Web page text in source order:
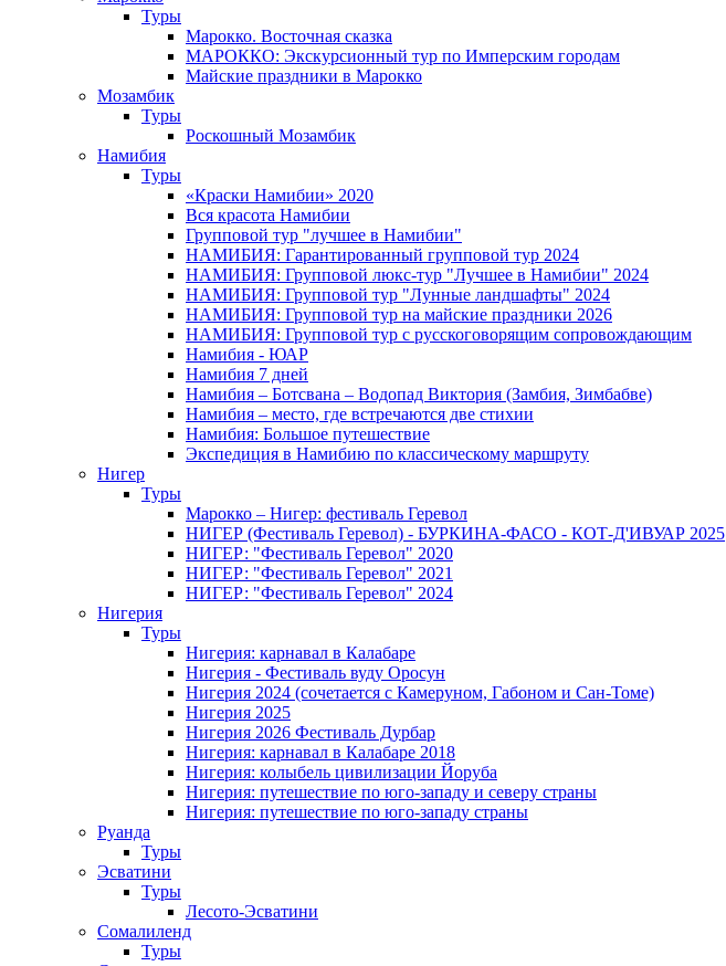
Туры
Марокко. Восточная сказка
МАРОККО: Экскурсионный тур по Имперским городам
Майские праздники в Марокко
Мозамбик
Туры
Роскошный Мозамбик
Намибия
Туры
«Краски Намибии» 2020
Вся красота Намибии
Групповой тур "лучшее в Намибии"
НАМИБИЯ: Гарантированный групповой тур 2024
НАМИБИЯ: Групповой люкс-тур "Лучшее в Намибии" 2024
НАМИБИЯ: Групповой тур "Лунные ландшафты" 2024
НАМИБИЯ: Групповой тур на майские праздники 2026
НАМИБИЯ: Групповой тур с русскоговорящим сопровождающим
Намибия - ЮАР
Намибия 7 дней
Намибия – Ботсвана – Водопад Виктория (Замбия, Зимбабве)
Намибия – место, где встречаются две стихии
Намибия: Большое путешествие
Экспедиция в Намибию по классическому маршруту
Нигер
Туры
Марокко – Нигер: фестиваль Геревол
НИГЕР (Фестиваль Геревол) - БУРКИНА-ФАСО - КОТ-Д'ИВУАР 2025
НИГЕР: "Фестиваль Геревол" 2020
НИГЕР: "Фестиваль Геревол" 2021
НИГЕР: "Фестиваль Геревол" 2024
Нигерия
Туры
Нигерия: карнавал в Калабаре
Нигерия - Фестиваль вуду Оросун
Нигерия 2024 (сочетается с Камеруном, Габоном и Сан-Томе)
Нигерия 2025
Нигерия 2026 Фестиваль Дурбар
Нигерия: карнавал в Калабаре 2018
Нигерия: колыбель цивилизации Йоруба
Нигерия: путешествие по юго-западу и северу страны
Нигерия: путешествие по юго-западу страны
Руанда
Туры
Эсватини
Туры
Лесото-Эсватини
Сомалиленд
Туры